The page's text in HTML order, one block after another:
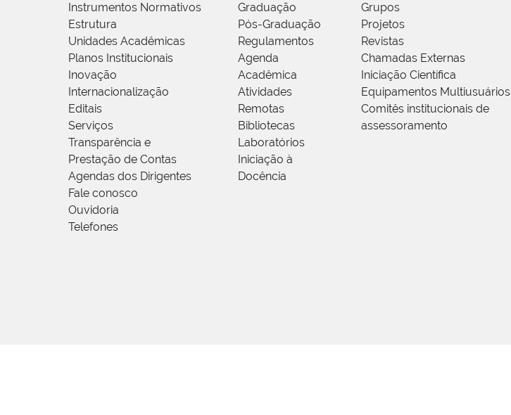
Instrumentos Normativos
Estrutura
Unidades Acadêmicas
Planos Institucionais
Inovação
Internacionalização
Editais
Serviços
Transparência e
Prestação de Contas
Agendas dos Dirigentes
Fale conosco
Ouvidoria
Telefones
Graduação
Pós-Graduação
Regulamentos
Agenda
Acadêmica
Atividades
Remotas
Bibliotecas
Laboratórios
Iniciação à
Docência
Grupos
Projetos
Revistas
Chamadas Externas
Iniciação Científica
Equipamentos Multiusuários
Comitês institucionais de
assessoramento